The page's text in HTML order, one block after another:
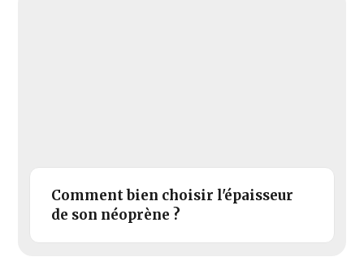
Comment bien choisir l'épaisseur
de son néoprène ?